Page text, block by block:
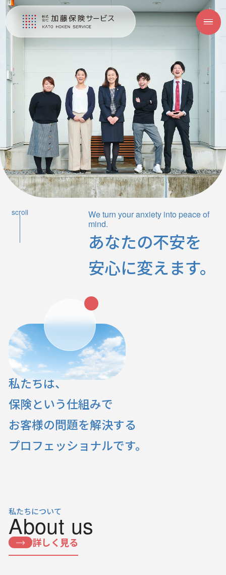
scroll
We turn your anxiety into peace of
mind.
あなたの不安を
安心に変えます。
私たちは、
保険という仕組みで
お客様の問題を解決する
プロフェッショナルです。
私たちについて
About us
詳しく見る